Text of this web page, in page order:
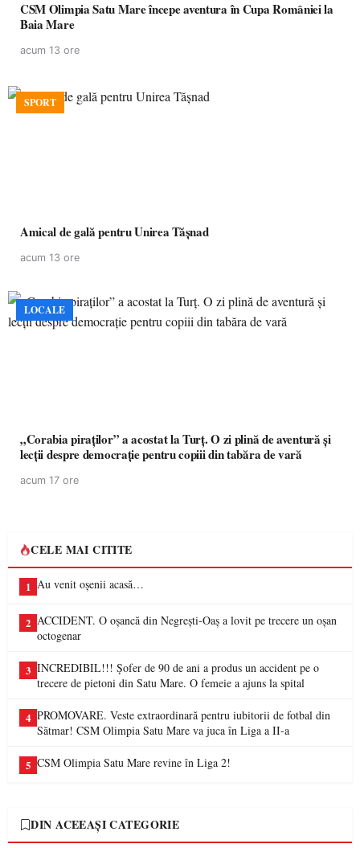
CSM Olimpia Satu Mare începe aventura în Cupa României la
Baia Mare
acum 13 ore
SPORT
Amical de gală pentru Unirea Tășnad
acum 13 ore
LOCALE
„Corabia piraților” a acostat la Turț. O zi plină de aventură și
lecții despre democrație pentru copiii din tabăra de vară
acum 17 ore
CELE MAI CITITE
1 Au venit oșenii acasă…
2 ACCIDENT. O oșancă din Negrești-Oaș a lovit pe trecere un oșan
octogenar
3 INCREDIBIL!!! Șofer de 90 de ani a produs un accident pe o
trecere de pietoni din Satu Mare. O femeie a ajuns la spital
4 PROMOVARE. Veste extraordinară pentru iubitorii de fotbal din
Sătmar! CSM Olimpia Satu Mare va juca în Liga a II-a
5 CSM Olimpia Satu Mare revine în Liga 2!
DIN ACEEAȘI CATEGORIE